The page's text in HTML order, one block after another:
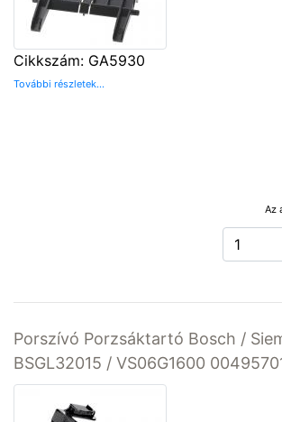
Cikkszám: GA5930
További részletek...
Az
Porszívó Porzsáktartó Bosch /
BSGL32015 / VS06G1600